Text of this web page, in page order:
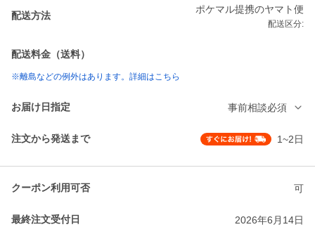
配送方法
ポケマル提携のヤマト便
配送区分:
配送料金（送料）
※離島などの例外はあります。詳細はこちら
お届け日指定 事前相談必須
注文から発送まで 1~2日
クーポン利用可否 可
最終注文受付日 2026年6月14日